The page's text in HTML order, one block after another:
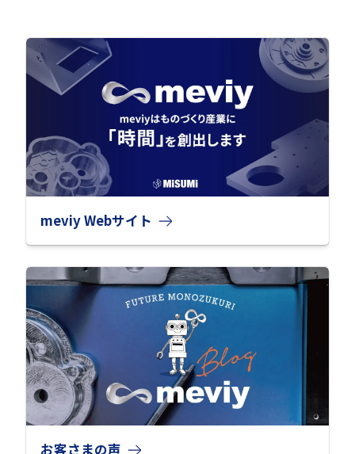
meviy Webサイト
お客さまの声